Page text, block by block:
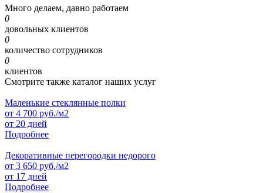
Много делаем, давно работаем
0
довольных клиентов
0
количество сотрудников
0
клиентов
Смотрите также каталог наших услуг
Маленькие стеклянные полки
от 4 700 руб./м2
от 20 дней
Подробнее
Декоративные перегородки недорого
от 3 650 руб./м2
от 17 дней
Подробнее